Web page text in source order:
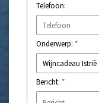
Telefoon:
Onderwerp: *
Bericht: *